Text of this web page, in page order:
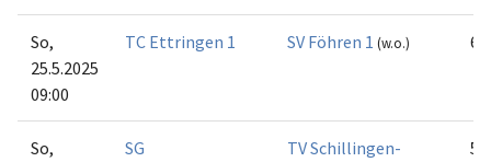
So,
25.5.2025
09:00
TC Ettringen 1 SV Föhren 1 (w.o.) 6:0
So,
SG
TV Schillingen-
5:1